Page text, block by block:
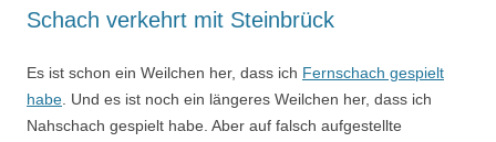
Schach verkehrt mit Steinbrück
Es ist schon ein Weilchen her, dass ich Fernschach gespielt
habe. Und es ist noch ein längeres Weilchen her, dass ich
Nahschach gespielt habe. Aber auf falsch aufgestellte